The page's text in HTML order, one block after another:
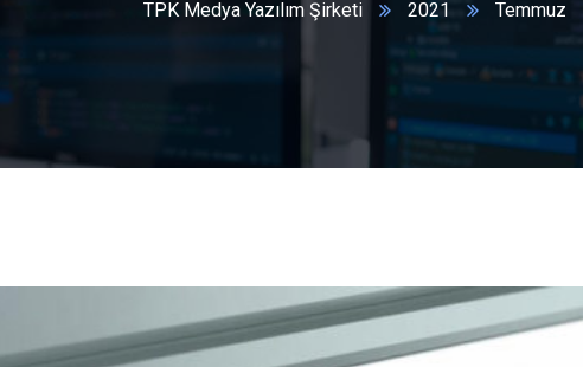
TPK Medya Yazılım Şirketi 2021 Temmuz